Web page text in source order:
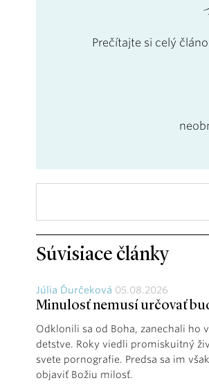
Prečítajte si celý
Súvisiace články
Júlia Ďurčeková 05.08.2026
Minulosť nemusí určovať
Odklonili sa od Boha, zanechali ho
detstve. Roky viedli promiskuitný
svete pornografie. Predsa sa im
objaviť Božiu milosť.